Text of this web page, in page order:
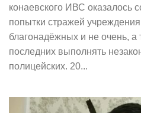
конаевского ИВС оказалось
попытки стражей
благонадёжных и не очень, а
последних выполнять
полицейских. 20...